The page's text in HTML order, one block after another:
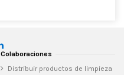
Colaboraciones
Distribuir productos de limpieza